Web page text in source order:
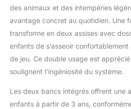
l’usure
traitées
une
Grâce
stable et
dans
jardins
des animaux et des intempéries
avantage concret au quotidien. Une
transforme en deux assises avec
enfants de s’asseoir
de jeu. Ce double usage est
soulignent l’ingéniosité du système.
Les deux bancs intégrés offrent une
enfants à partir de 3 ans,